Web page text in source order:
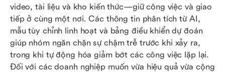
video, tài liệu và kho kiến thức—giữ công việc và giao
tiếp ở cùng một nơi. Các thông tin phân tích từ AI,
mẫu tùy chỉnh linh hoạt và bảng điều khiển dự đoán
giúp nhóm ngăn chặn sự chậm trễ trước khi xảy ra,
trong khi tự động hóa giảm bớt các công việc lặp lại.
Đối với các doanh nghiệp muốn vừa hiệu quả vừa cộng